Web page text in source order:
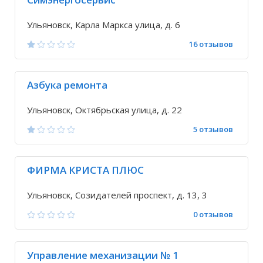
Ульяновск, Карла Маркса улица, д. 6
16 отзывов
Азбука ремонта
Ульяновск, Октябрьская улица, д. 22
5 отзывов
ФИРМА КРИСТА ПЛЮС
Ульяновск, Созидателей проспект, д. 13, 3
0 отзывов
Управление механизации № 1